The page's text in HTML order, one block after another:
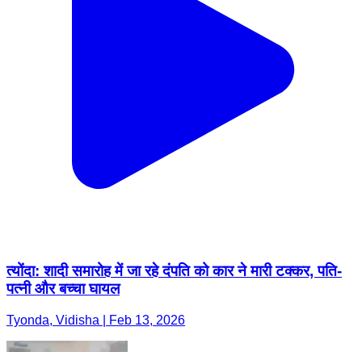
त्योंदा: शादी समारोह में जा रहे दंपति को कार ने मारी टक्कर, पति-
पत्नी और बच्चा घायल
Tyonda, Vidisha | Feb 13, 2026